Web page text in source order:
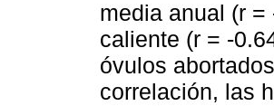
media anual (r
caliente (r = -
óvulos
correlación, las